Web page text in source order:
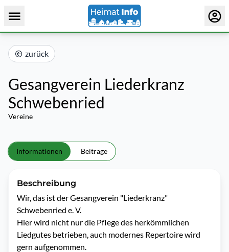
zurück
Gesangverein Liederkranz
Schwebenried
Vereine
Informationen Beiträge
Beschreibung
Wir, das ist der Gesangverein "Liederkranz"
Schwebenried e. V.
Hier wird nicht nur die Pflege des herkömmlichen
Liedgutes betrieben, auch modernes Repertoire wird
gern aufgenommen.